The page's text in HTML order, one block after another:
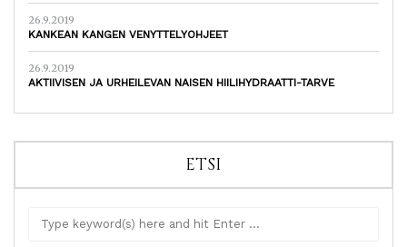
26.9.2019
KANKEAN KANGEN VENYTTELYOHJEET
26.9.2019
AKTIIVISEN JA URHEILEVAN NAISEN HIILIHYDRAATTI-TARVE
ETSI